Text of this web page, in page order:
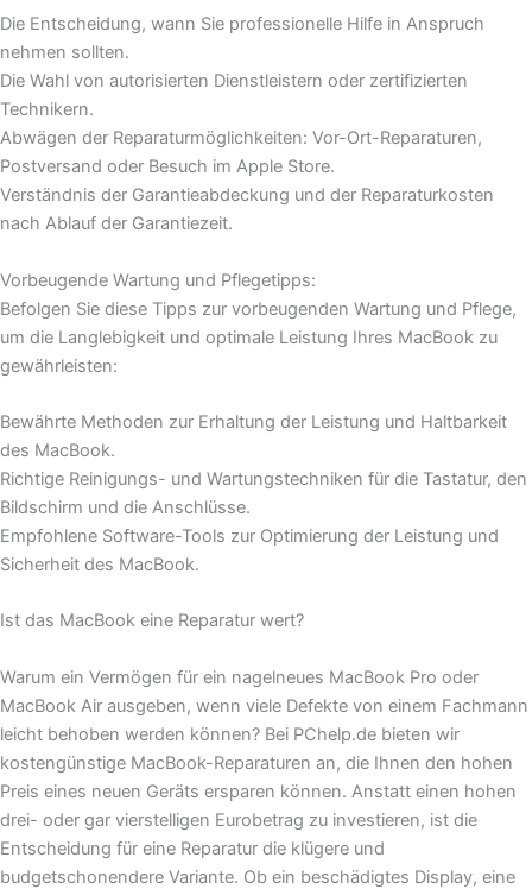
Die Entscheidung, wann Sie professionelle Hilfe in Anspruch
nehmen sollten.
Die Wahl von autorisierten Dienstleistern oder zertifizierten
Technikern.
Abwägen der Reparaturmöglichkeiten: Vor-Ort-Reparaturen,
Postversand oder Besuch im Apple Store.
Verständnis der Garantieabdeckung und der Reparaturkosten
nach Ablauf der Garantiezeit.
Vorbeugende Wartung und Pflegetipps:
Befolgen Sie diese Tipps zur vorbeugenden Wartung und Pflege,
um die Langlebigkeit und optimale Leistung Ihres MacBook zu
gewährleisten:
Bewährte Methoden zur Erhaltung der Leistung und Haltbarkeit
des MacBook.
Richtige Reinigungs- und Wartungstechniken für die Tastatur, den
Bildschirm und die Anschlüsse.
Empfohlene Software-Tools zur Optimierung der Leistung und
Sicherheit des MacBook.
Ist das MacBook eine Reparatur wert?
Warum ein Vermögen für ein nagelneues MacBook Pro oder
MacBook Air ausgeben, wenn viele Defekte von einem Fachmann
leicht behoben werden können? Bei PChelp.de bieten wir
kostengünstige MacBook-Reparaturen an, die Ihnen den hohen
Preis eines neuen Geräts ersparen können. Anstatt einen hohen
drei- oder gar vierstelligen Eurobetrag zu investieren, ist die
Entscheidung für eine Reparatur die klügere und
budgetschonendere Variante. Ob ein beschädigtes Display, eine